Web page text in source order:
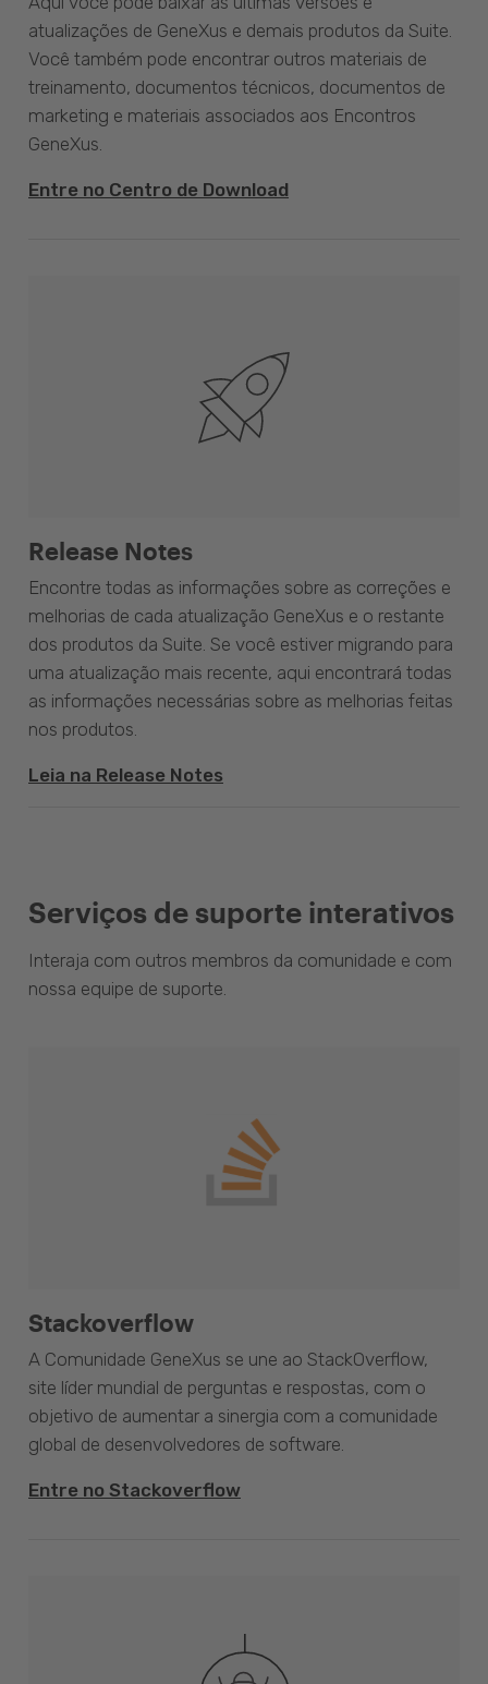
atualizações de GeneXus e demais produtos da Suite.
Você também pode encontrar outros materiais de
treinamento, documentos técnicos, documentos de
marketing e materiais associados aos Encontros
GeneXus.
Entre no Centro de Download
Release Notes
Encontre todas as informações sobre as correções e
melhorias de cada atualização GeneXus e o restante
dos produtos da Suite. Se você estiver migrando para
uma atualização mais recente, aqui encontrará todas
as informações necessárias sobre as melhorias feitas
nos produtos.
Leia na Release Notes
Serviços de suporte interativos
Interaja com outros membros da comunidade e com
nossa equipe de suporte.
Stackoverflow
A Comunidade GeneXus se une ao StackOverflow,
site líder mundial de perguntas e respostas, com o
objetivo de aumentar a sinergia com a comunidade
global de desenvolvedores de software.
Entre no Stackoverflow